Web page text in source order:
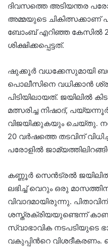
ദിവസത്തെ അടിയന്തര
അമ്മയുടെ ചികിത്സക്കാണ്
ബോംബ് എറിഞ്ഞ കേസിൽ
ശിക്ഷിക്കപ്പെട്ടത്.
ഷുക്കൂർ വധക്കേസുമായി
പൊലീസിനെ വധിക്കാൻ
പിടിയിലായത്. ജയിലിൽ
മത്സരിച്ച നിഷാദ്,
വിജയിക്കുകയും ചെയ്തു.
20 വർഷത്തെ തടവിന്
പരോളിൽ
കണ്ണൂർ സെൻട്രൽ ജയിലില്‍
ലഭിച്ച് വെറും ഒരു
വിവാദമായിരുന്നു.
ശസ്ത്രക്രിയയുണ്ടെന്ന്
സ്വാഭാവിക നടപടിയുടെ
വകുപ്പിന്‍റെ വിശദീകരണം.